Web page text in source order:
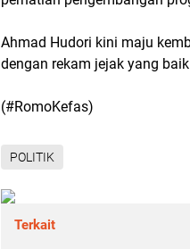
Ahmad Hudori kini maju
dengan rekam jejak yang
(#RomoKefas)
POLITIK
Terkait